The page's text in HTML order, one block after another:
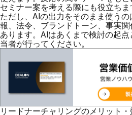
セミナー案を考える際にも役立ちま
ただし、AIの出力をそのまま使う
報、法令、ブランドトーン、事実
あります。AIはあくまで検討の起
当者が行ってください。
リードナーチャリングのメリット